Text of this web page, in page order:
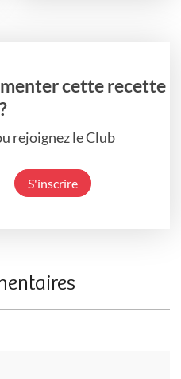
cette recette
?
rejoignez le Club
S'inscrire